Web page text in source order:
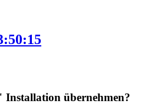
Installation übernehmen?